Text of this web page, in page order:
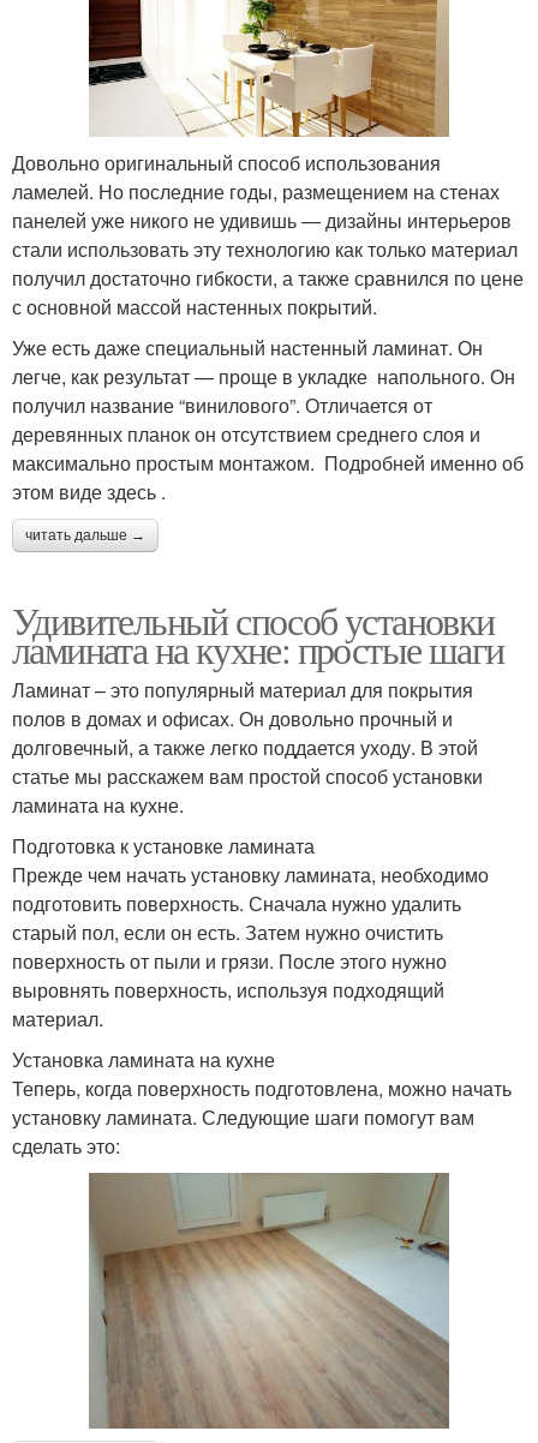
Довольно оригинальный способ использования
ламелей. Но последние годы, размещением на стенах
панелей уже никого не удивишь — дизайны интерьеров
стали использовать эту технологию как только материал
получил достаточно гибкости, а также сравнился по цене
с основной массой настенных покрытий.
Уже есть даже специальный настенный ламинат. Он
легче, как результат — проще в укладке напольного. Он
получил название “винилового”. Отличается от
деревянных планок он отсутствием среднего слоя и
максимально простым монтажом. Подробней именно об
этом виде здесь .
читать дальше →
Удивительный способ установки
ламината на кухне: простые шаги
Ламинат – это популярный материал для покрытия
полов в домах и офисах. Он довольно прочный и
долговечный, а также легко поддается уходу. В этой
статье мы расскажем вам простой способ установки
ламината на кухне.
Подготовка к установке ламината
Прежде чем начать установку ламината, необходимо
подготовить поверхность. Сначала нужно удалить
старый пол, если он есть. Затем нужно очистить
поверхность от пыли и грязи. После этого нужно
выровнять поверхность, используя подходящий
материал.
Установка ламината на кухне
Теперь, когда поверхность подготовлена, можно начать
установку ламината. Следующие шаги помогут вам
сделать это: